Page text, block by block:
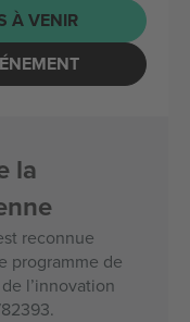
À VENIR
la
reconnue
programme de
l’innovation